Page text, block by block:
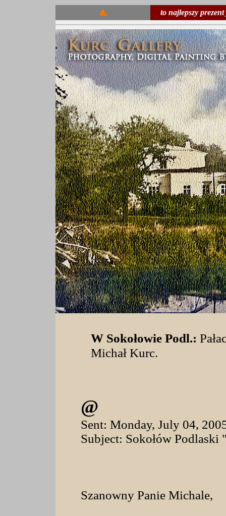
to najlepszy
W Sokołowie Podl.:
Michał Kurc.
@
Sent: Monday, July 04,
Subject: Sokołów Podlaski
Szanowny Panie Michale,